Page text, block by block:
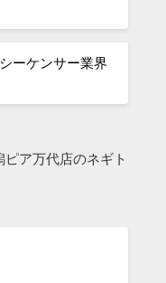
ーケンサー業界
ア万代店のネギト